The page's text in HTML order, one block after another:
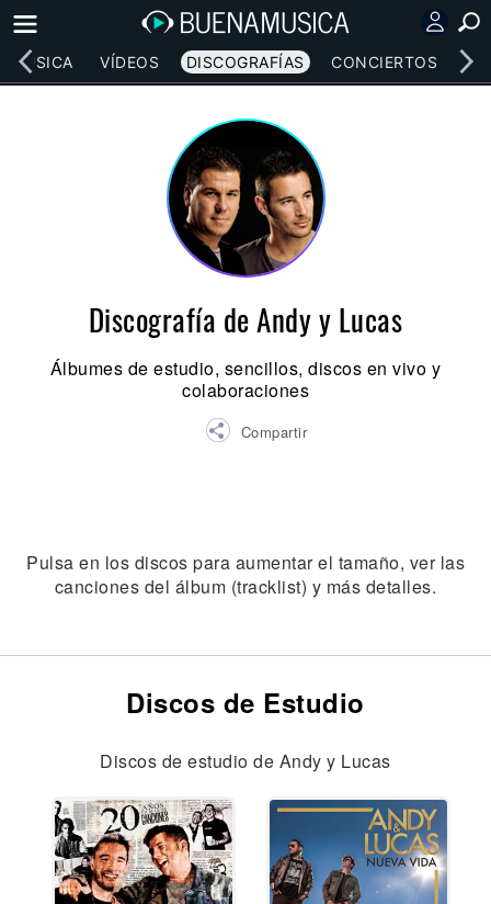
MÚSICA VÍDEOS DISCOGRAFÍAS CONCIERTOS
Discografía de Andy y Lucas
Álbumes de estudio, sencillos, discos en vivo y
colaboraciones
Compartir
Pulsa en los discos para aumentar el tamaño, ver las
canciones del álbum (tracklist) y más detalles.
Discos de Estudio
Discos de estudio de Andy y Lucas